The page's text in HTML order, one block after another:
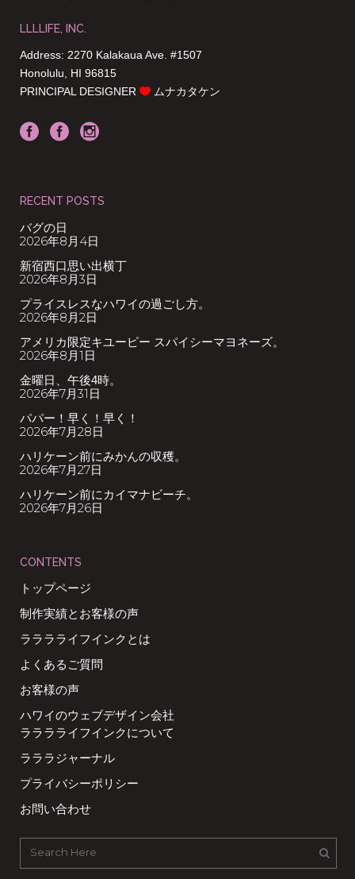
LLLLIFE, INC.
Address: 2270 Kalakaua Ave. #1507
Honolulu, HI 96815
PRINCIPAL DESIGNER
ムナカタケン
RECENT POSTS
バグの日
2026年8月4日
新宿西口思い出横丁
2026年8月3日
プライスレスなハワイの過ごし方。
2026年8月2日
アメリカ限定キユーピー スパイシーマヨネーズ。
2026年8月1日
金曜日、午後4時。
2026年7月31日
パパー！早く！早く！
2026年7月28日
ハリケーン前にみかんの収穫。
2026年7月27日
ハリケーン前にカイマナビーチ。
2026年7月26日
CONTENTS
トップページ
制作実績とお客様の声
ラララライフインクとは
よくあるご質問
お客様の声
ハワイのウェブデザイン会社
ラララライフインクについて
ラララジャーナル
プライバシーポリシー
お問い合わせ